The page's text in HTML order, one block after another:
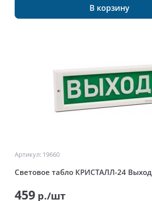
В корзину
Артикул: 19660
Световое табло КРИСТАЛЛ-24 Выход
459 р./шт